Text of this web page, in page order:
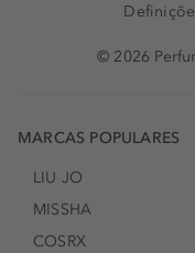
© 2026
MARCAS POPULARES
LIU JO
MISSHA
COSRX